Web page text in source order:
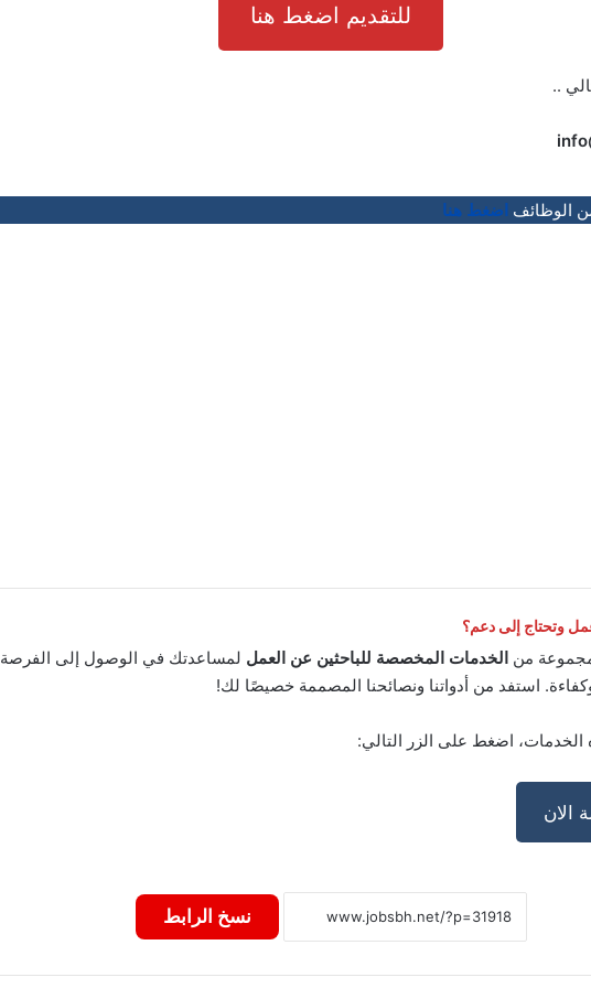
للتقديم اضغط هنا
..
الوظائف اضغط هنا
وتحتاج إلى دعم؟
من الخدمات المخصصة للباحثين عن العمل لمساعدتك في الوصول إلى الفرصة
استفد من أدواتنا ونصائحنا المصممة خصيصًا لك!
الخدمات، اضغط على الزر التالي:
الان
نسخ الرابط